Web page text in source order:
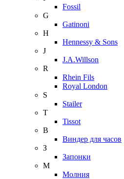
Fossil
G
Gatinoni
H
Hennessy & Sons
J
J.A.Willson
R
Rhein Fils
Royal London
S
Stailer
T
Tissot
В
Виндер для часов
З
Запонки
М
Молния